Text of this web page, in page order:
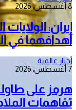
8 أغسطس، 2026
إيران:
أهدافهما في
أخبار عالمية
7 أغسطس، 2026
هرمز على
تفاهمات